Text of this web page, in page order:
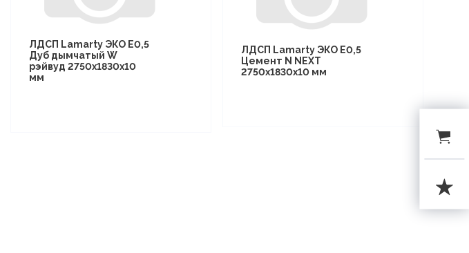
ЛДСП Lamarty ЭКО E0,5
Дуб дымчатый W
рэйвуд 2750х1830х10
мм
ЛДСП Lamarty ЭКО E0,5
Цемент N NEXT
2750х1830х10 мм